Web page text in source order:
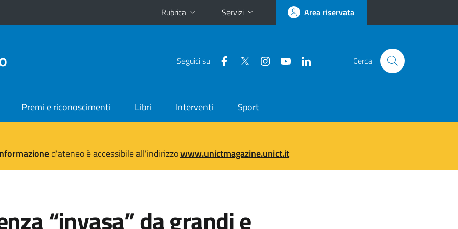
Rubrica Servizi Area riservata
Seguici su Cerca
Premi e riconoscimenti Libri Interventi Sport
d'ateneo è accessibile all'indirizzowww.unictmagazine.unict.it
“invasa” da grandi e